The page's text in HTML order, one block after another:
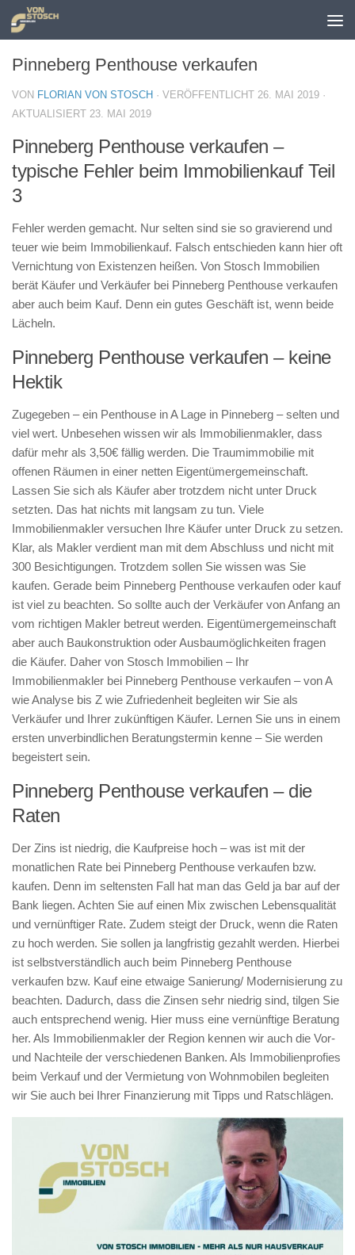
Zum Inhalt springen
Pinneberg Penthouse verkaufen
VON FLORIAN VON STOSCH · VERÖFFENTLICHT 26. MAI 2019 ·
AKTUALISIERT 23. MAI 2019
Pinneberg Penthouse verkaufen –
typische Fehler beim Immobilienkauf Teil
3
Fehler werden gemacht. Nur selten sind sie so gravierend und
teuer wie beim Immobilienkauf. Falsch entschieden kann hier oft
Vernichtung von Existenzen heißen. Von Stosch Immobilien
berät Käufer und Verkäufer bei Pinneberg Penthouse verkaufen
aber auch beim Kauf. Denn ein gutes Geschäft ist, wenn beide
Lächeln.
Pinneberg Penthouse verkaufen – keine
Hektik
Zugegeben – ein Penthouse in A Lage in Pinneberg – selten und
viel wert. Unbesehen wissen wir als Immobilienmakler, dass
dafür mehr als 3,50€ fällig werden. Die Traumimmobilie mit
offenen Räumen in einer netten Eigentümergemeinschaft.
Lassen Sie sich als Käufer aber trotzdem nicht unter Druck
setzten. Das hat nichts mit langsam zu tun. Viele
Immobilienmakler versuchen Ihre Käufer unter Druck zu setzen.
Klar, als Makler verdient man mit dem Abschluss und nicht mit
300 Besichtigungen. Trotzdem sollen Sie wissen was Sie
kaufen. Gerade beim Pinneberg Penthouse verkaufen oder kauf
ist viel zu beachten. So sollte auch der Verkäufer von Anfang an
vom richtigen Makler betreut werden. Eigentümergemeinschaft
aber auch Baukonstruktion oder Ausbaumöglichkeiten fragen
die Käufer. Daher von Stosch Immobilien – Ihr
Immobilienmakler bei Pinneberg Penthouse verkaufen – von A
wie Analyse bis Z wie Zufriedenheit begleiten wir Sie als
Verkäufer und Ihrer zukünftigen Käufer. Lernen Sie uns in einem
ersten unverbindlichen Beratungstermin kenne – Sie werden
begeistert sein.
Pinneberg Penthouse verkaufen – die
Raten
Der Zins ist niedrig, die Kaufpreise hoch – was ist mit der
monatlichen Rate bei Pinneberg Penthouse verkaufen bzw.
kaufen. Denn im seltensten Fall hat man das Geld ja bar auf der
Bank liegen. Achten Sie auf einen Mix zwischen Lebensqualität
und vernünftiger Rate. Zudem steigt der Druck, wenn die Raten
zu hoch werden. Sie sollen ja langfristig gezahlt werden. Hierbei
ist selbstverständlich auch beim Pinneberg Penthouse
verkaufen bzw. Kauf eine etwaige Sanierung/ Modernisierung zu
beachten. Dadurch, dass die Zinsen sehr niedrig sind, tilgen Sie
auch entsprechend wenig. Hier muss eine vernünftige Beratung
her. Als Immobilienmakler der Region kennen wir auch die Vor-
und Nachteile der verschiedenen Banken. Als Immobilienprofies
beim Verkauf und der Vermietung von Wohnmobilen begleiten
wir Sie auch bei Ihrer Finanzierung mit Tipps und Ratschlägen.